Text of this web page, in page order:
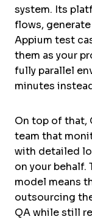
system. Its
flows,
Appium test
them as your
fully parallel
minutes
On top of that,
team that
with detailed
on your behalf.
model means
outsourcing
QA while still